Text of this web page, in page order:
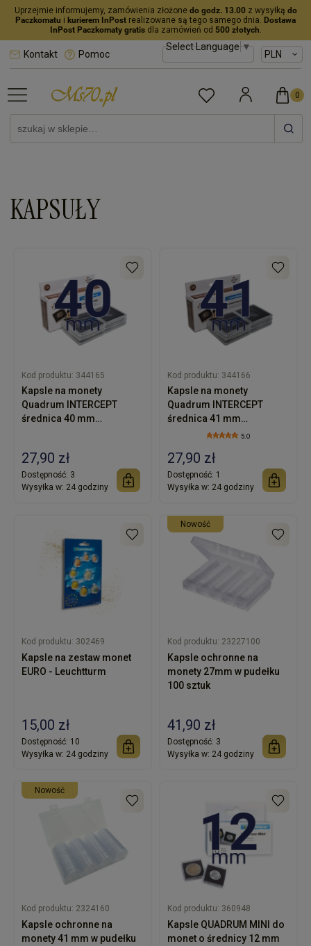
Uprzejmie informujemy, zamówienia złożone do godz. 13.00z wysyłką do
Paczkomatu i kurierem InPost realizowane są tego samego dnia. Dostawa
InPost Paczkomaty gratisdla zamówień od 500 złotych.
Select Language▼
Kontakt Pomoc
KAPSUŁY
Kod produktu: 344165
Kapsle na monety
Quadrum INTERCEPT
średnica 40 mm
27,90 zł
Dostępność: 3
Wysyłka w: 24 godziny
Kod produktu: 344166
Kapsle na monety
Quadrum INTERCEPT
średnica 41 mm
Leuchtturm
5.0
27,90 zł
Dostępność: 1
Wysyłka w: 24 godziny
Kod produktu: 302469
Kapsle na zestaw monet
EURO - Leuchtturm
15,00 zł
Dostępność: 10
Wysyłka w: 24 godziny
Kod produktu: 23227100
Kapsle ochronne na
monety 27mm w pudełku
100 sztuk
41,90 zł
Dostępność: 3
Wysyłka w: 24 godziny
nowość
Kod produktu: 2324160
Kapsle ochronne na
monety 41 mm w pudełku
nowość
Kod produktu: 360948
Kapsle QUADRUM MINI do
monet o średnicy 12 mm